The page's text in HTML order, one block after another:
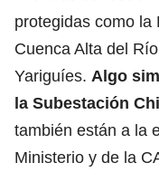
protegidas como la
Cuenca Alta del
Yariguíes. Algo
la Subestación
también están a la
Ministerio y de la